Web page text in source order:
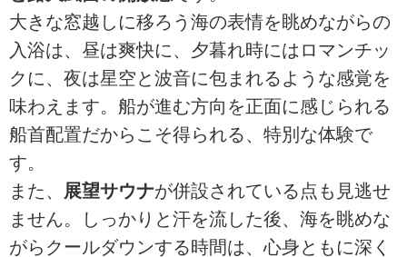
大きな窓越しに移ろう海の表情を眺めながらの
入浴は、昼は爽快に、夕暮れ時にはロマンチッ
クに、夜は星空と波音に包まれるような感覚を
味わえます。船が進む方向を正面に感じられる
船首配置だからこそ得られる、特別な体験で
す。
また、 展望サウナが併設されている点も見逃せ
ません。しっかりと汗を流した後、海を眺めな
がらクールダウンする時間は、心身ともに深く